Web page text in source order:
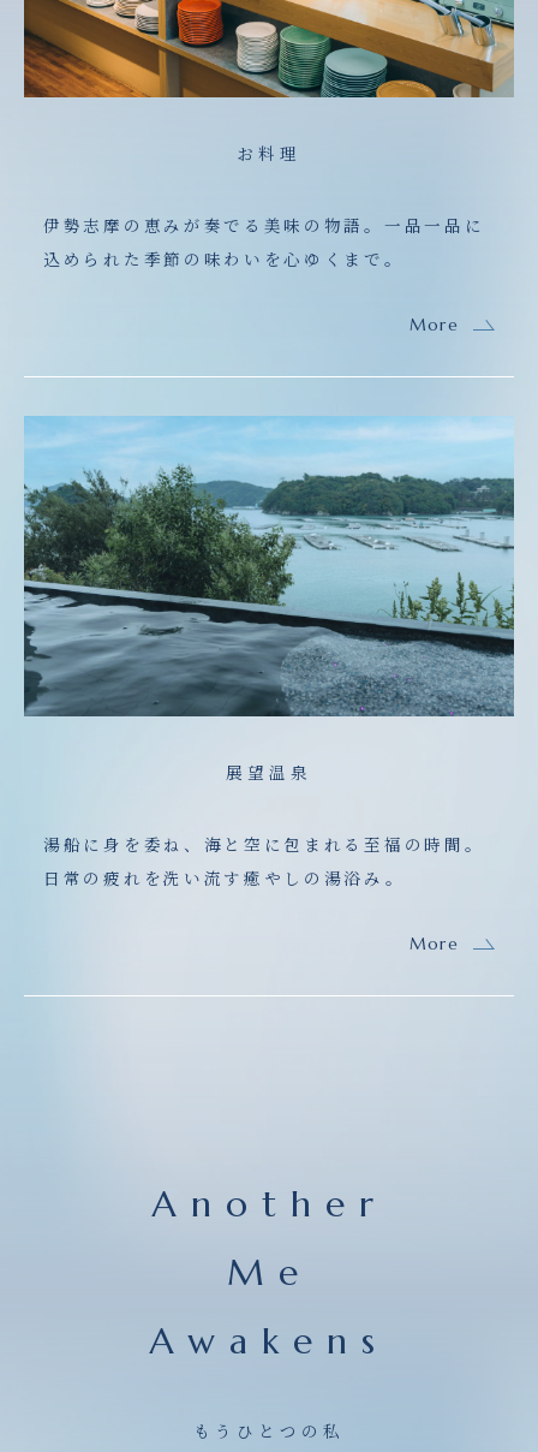
お料理
伊勢志摩の恵みが奏でる美味の物語。一品一品に
込められた季節の味わいを心ゆくまで。
More
展望温泉
湯船に身を委ね、海と空に包まれる至福の時間。
日常の疲れを洗い流す癒やしの湯浴み。
More
Another
Me
Awakens
もうひとつの私